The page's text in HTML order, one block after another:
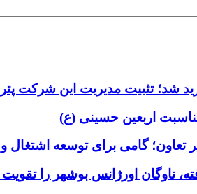
شد؛ تثبیت مدیریت این شرکت
اربعین حسینی (ع)
تعاون؛ گامی برای توسعه